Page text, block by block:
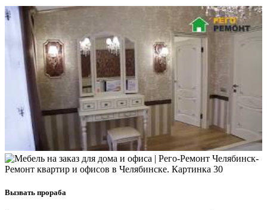
Вызвать прораба